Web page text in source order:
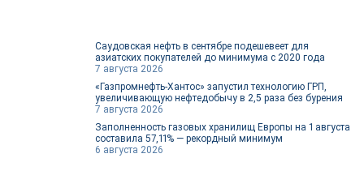
Саудовская нефть в сентябре подешевеет для
азиатских покупателей до минимума с 2020 года
7 августа 2026
«Газпромнефть-Хантос» запустил технологию ГРП,
увеличивающую нефтедобычу в 2,5 раза без бурения
7 августа 2026
Заполненность газовых хранилищ Европы на 1 августа
составила 57,11% — рекордный минимум
6 августа 2026